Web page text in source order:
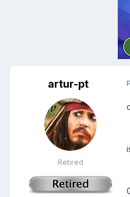
artur-pt
Retired